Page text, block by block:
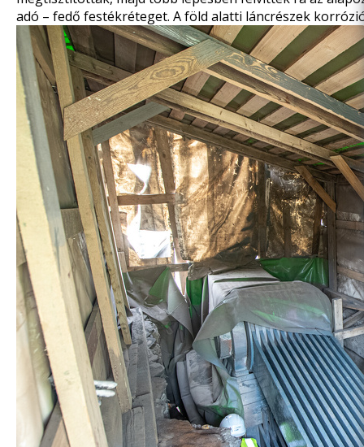
adó – fedő festékréteget. A föld alatti láncrészek